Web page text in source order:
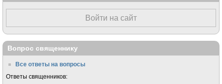
Войти на сайт
Вопрос священнику
Все ответы на вопросы
Ответы священников: